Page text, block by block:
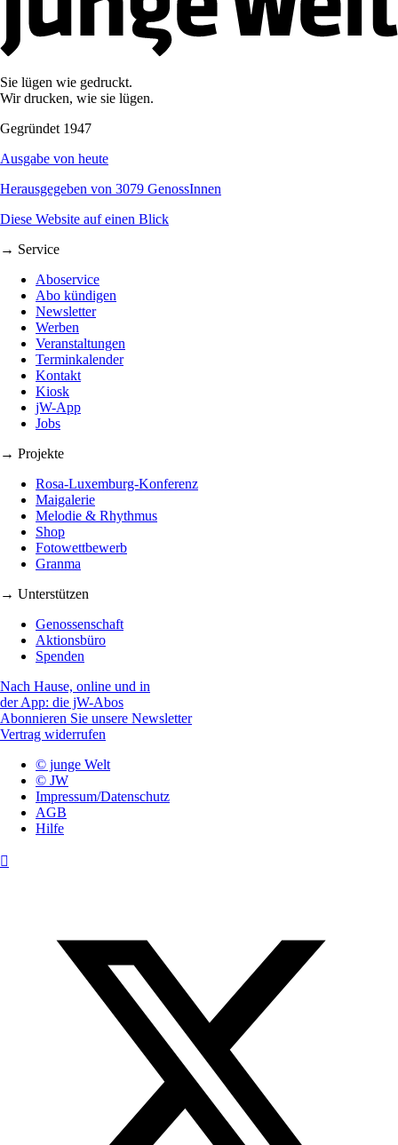
Sie lügen wie gedruckt.
Wir drucken, wie sie lügen.
Gegründet 1947
Ausgabe von heute
Herausgegeben von 3079 GenossInnen
Diese Website auf einen Blick
→ Service
Aboservice
Abo kündigen
Newsletter
Werben
Veranstaltungen
Terminkalender
Kontakt
Kiosk
jW-App
Jobs
→ Projekte
Rosa-Luxemburg-Konferenz
Maigalerie
Melodie & Rhythmus
Shop
Fotowettbewerb
Granma
→ Unterstützen
Genossenschaft
Aktionsbüro
Spenden
Nach Hause, online und in
der App: die jW-Abos
Abonnieren Sie unsere Newsletter
Vertrag widerrufen
© junge Welt
© JW
Impressum/Datenschutz
AGB
Hilfe